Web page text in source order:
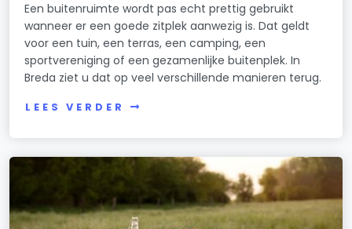
Een buitenruimte wordt pas echt prettig gebruikt
wanneer er een goede zitplek aanwezig is. Dat geldt
voor een tuin, een terras, een camping, een
sportvereniging of een gezamenlijke buitenplek. In
Breda ziet u dat op veel verschillende manieren terug.
LEES VERDER